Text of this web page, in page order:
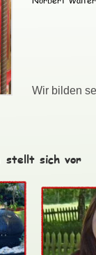
stellt sich vor
Wir bilden